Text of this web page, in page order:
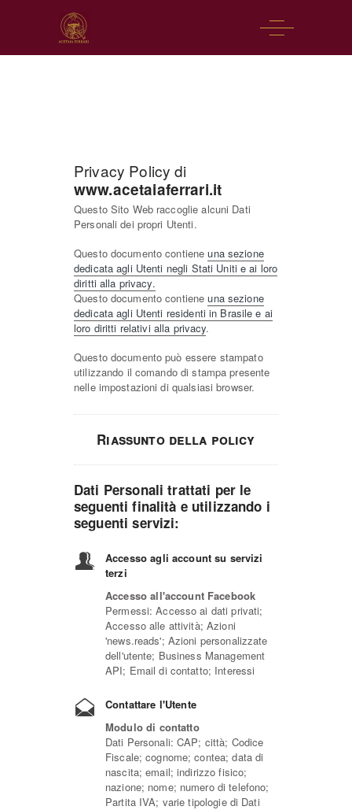
Privacy Policy di
www.acetaiaferrari.it
Questo Sito Web raccoglie alcuni Dati
Personali dei propri Utenti.
Questo documento contieneuna sezione
dedicata agli Utenti negli Stati Uniti e ai loro
diritti alla privacy.
Questo documento contieneuna sezione
dedicata agli Utenti residenti in Brasile e ai
loro diritti relativi alla privacy.
Questo documento può essere stampato
utilizzando il comando di stampa presente
nelle impostazioni di qualsiasi browser.
Riassunto della policy
Dati Personali trattati per le
seguenti finalità e utilizzando i
seguenti servizi:
Accesso agli account su servizi
terzi
Accesso all'account Facebook
Permessi: Accesso ai dati privati;
Accesso alle attività; Azioni
'news.reads'; Azioni personalizzate
dell'utente; Business Management
API; Email di contatto; Interessi
Contattare l'Utente
Modulo di contatto
Dati Personali: CAP; città; Codice
Fiscale; cognome; contea; data di
nascita; email; indirizzo fisico;
nazione; nome; numero di telefono;
Partita IVA; varie tipologie di Dati